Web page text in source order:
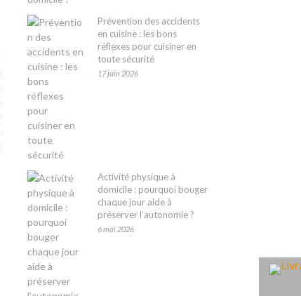
Prévention des accidents
en cuisine : les bons
réflexes pour cuisiner en
toute sécurité
17 juin 2026
Activité physique à
domicile : pourquoi bouger
chaque jour aide à
préserver l’autonomie ?
6 mai 2026